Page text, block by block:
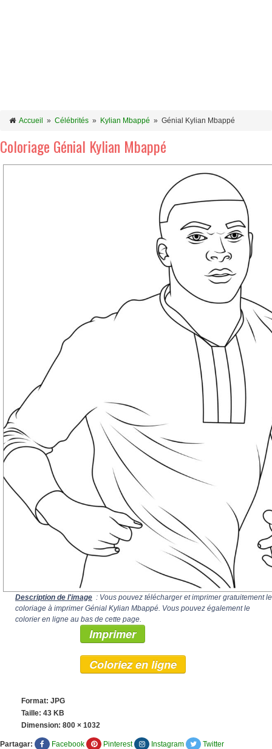
Accueil » Célébrités » Kylian Mbappé » Génial Kylian Mbappé
Coloriage Génial Kylian Mbappé
Description de l'image : Vous pouvez télécharger et imprimer gratuitement le
coloriage à imprimer Génial Kylian Mbappé. Vous pouvez également le
colorier en ligne au bas de cette page.
Imprimer
Coloriez en ligne
Format: JPG
Taille: 43 KB
Dimension: 800 × 1032
Partagar: Facebook Pinterest Instagram Twitter